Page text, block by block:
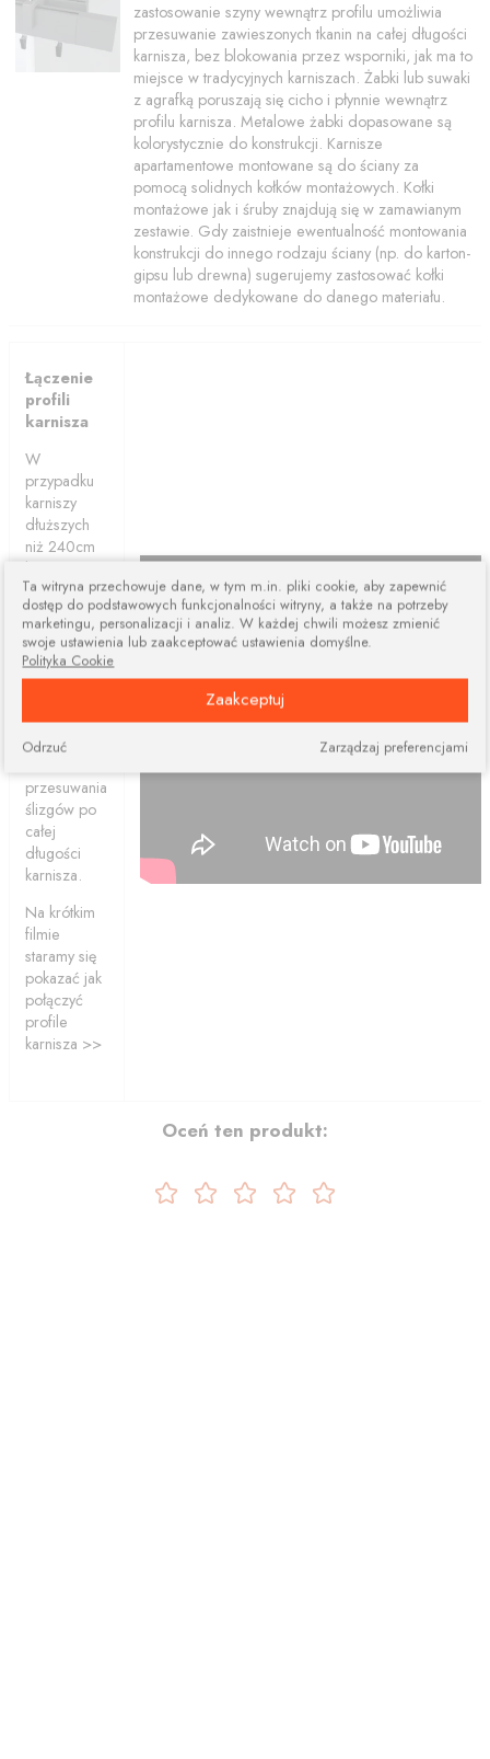
zastosowanie szyny wewnątrz profilu umożliwia
przesuwanie zawieszonych tkanin na całej długości
karnisza, bez blokowania przez wsporniki, jak ma to
miejsce w tradycyjnych karniszach. Żabki lub suwaki
z agrafką poruszają się cicho i płynnie wewnątrz
profilu karnisza. Metalowe żabki dopasowane są
kolorystycznie do konstrukcji. Karnisze
apartamentowe montowane są do ściany za
pomocą solidnych kołków montażowych. Kołki
montażowe jak i śruby znajdują się w zamawianym
zestawie. Gdy zaistnieje ewentualność montowania
konstrukcji do innego rodzaju ściany (np. do karton-
gipsu lub drewna) sugerujemy zastosować kołki
montażowe dedykowane do danego materiału.
Łączenie
profili
karnisza
W
przypadku
karniszy
dłuższych
niż 240cm
karnisze są
łączone z
dwóch lub
więcej
elementów.
Połączone
ciągle dają
nam
przesuwania
ślizgów po
całej
długości
karnisza.
Na krótkim
filmie
staramy się
pokazać jak
połączyć
profile
karnisza >>
Oceń ten produkt:
Ta witryna przechowuje dane, w tym m.in. pliki cookie, aby zapewnić
dostęp do podstawowych funkcjonalności witryny, a także na potrzeby
marketingu, personalizacji i analiz. W każdej chwili możesz zmienić
swoje ustawienia lub zaakceptować ustawienia domyślne.
Polityka Cookie
Zaakceptuj
Zarządzaj preferencjami
Odrzuć